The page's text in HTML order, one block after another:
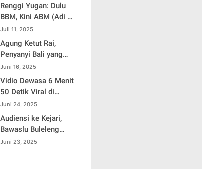
Renggi Yugan: Dulu
BBM, Kini ABM (Adi Be
Mesanding)
Juli 11, 2025
Agung Ketut Rai,
Penyanyi Bali yang
Viral Lewat Lagu
"Timpal Sirep"
Juni 16, 2025
Vidio Dewasa 6 Menit
50 Detik Viral di
Sosmed ,Polisi
Lakukan Penelusuran
Juni 24, 2025
Audiensi ke Kejari,
Bawaslu Buleleng
Apresiasi Sinergi
Juni 23, 2025